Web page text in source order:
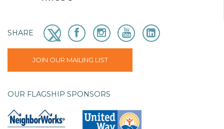
SHARE
JOIN OUR MAILING LIST
OUR FLAGSHIP SPONSORS